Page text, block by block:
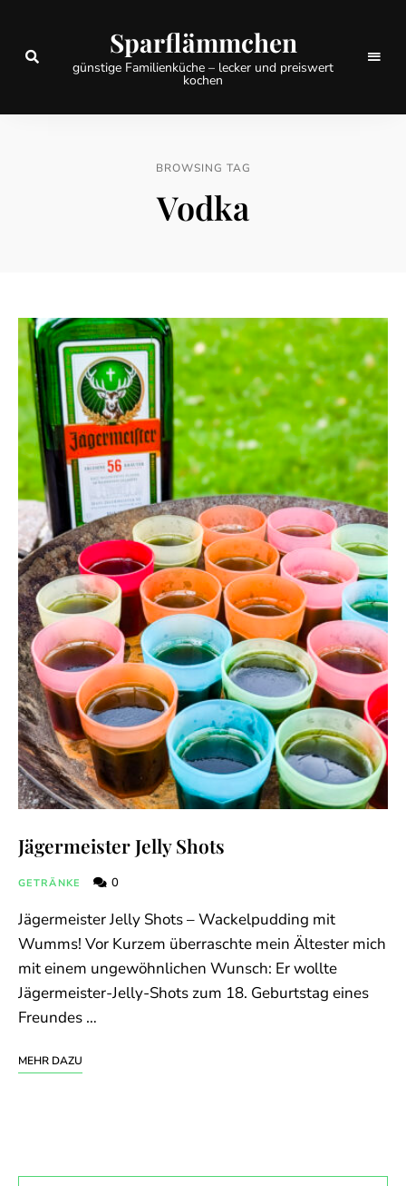
Sparflämmchen
günstige Familienküche – lecker und preiswert
kochen
BROWSING TAG
Vodka
Jägermeister Jelly Shots
GETRÄNKE 0
Jägermeister Jelly Shots – Wackelpudding mit
Wumms! Vor Kurzem überraschte mein Ältester mich
mit einem ungewöhnlichen Wunsch: Er wollte
Jägermeister-Jelly-Shots zum 18. Geburtstag eines
Freundes …
MEHR DAZU